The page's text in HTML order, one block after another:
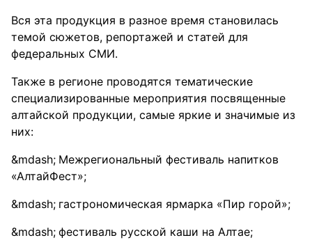
Вся эта продукция в разное время становилась
темой сюжетов, репортажей и статей для
федеральных СМИ.
Также в регионе проводятся тематические
специализированные мероприятия посвященные
алтайской продукции, самые яркие и значимые из
них:
Межрегиональный фестиваль напитков
«АлтайФест»;
гастрономическая ярмарка «Пир горой»;
фестиваль русской каши на Алтае;